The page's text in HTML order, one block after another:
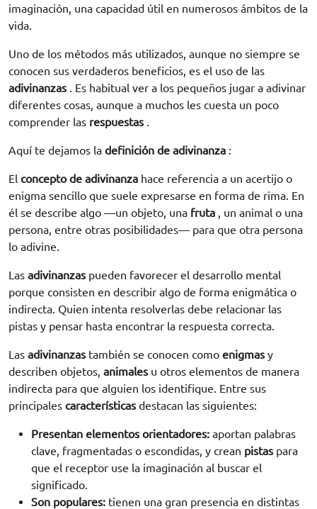
imaginación, una capacidad útil en numerosos ámbitos de la
vida.
Uno de los métodos más utilizados, aunque no siempre se
conocen sus verdaderos beneficios, es el uso de las
adivinanzas . Es habitual ver a los pequeños jugar a adivinar
diferentes cosas, aunque a muchos les cuesta un poco
comprender las respuestas .
Aquí te dejamos la definición de adivinanza :
El concepto de adivinanza hace referencia a un acertijo o
enigma sencillo que suele expresarse en forma de rima. En
él se describe algo —un objeto, una fruta , un animal o una
persona, entre otras posibilidades— para que otra persona
lo adivine.
Las adivinanzas pueden favorecer el desarrollo mental
porque consisten en describir algo de forma enigmática o
indirecta. Quien intenta resolverlas debe relacionar las
pistas y pensar hasta encontrar la respuesta correcta.
Las adivinanzas también se conocen como enigmas y
describen objetos, animales u otros elementos de manera
indirecta para que alguien los identifique. Entre sus
principales características destacan las siguientes:
Presentan elementos orientadores: aportan palabras
clave, fragmentadas o escondidas, y crean pistas para
que el receptor use la imaginación al buscar el
significado.
Son populares: tienen una gran presencia en distintas